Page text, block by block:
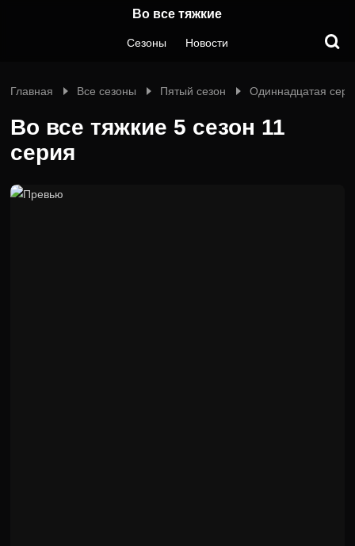
Во все тяжкие
Сезоны Новости
Главная Все сезоны Пятый сезон Одиннадцатая
Во все тяжкие 5 сезон 11
серия